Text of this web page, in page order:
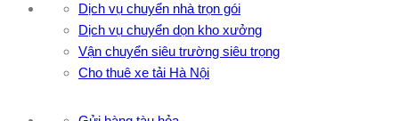
Dịch vụ chuyển nhà trọn gói
Dịch vụ chuyển dọn kho xưởng
Vận chuyển siêu trường siêu trọng
Cho thuê xe tải Hà Nội